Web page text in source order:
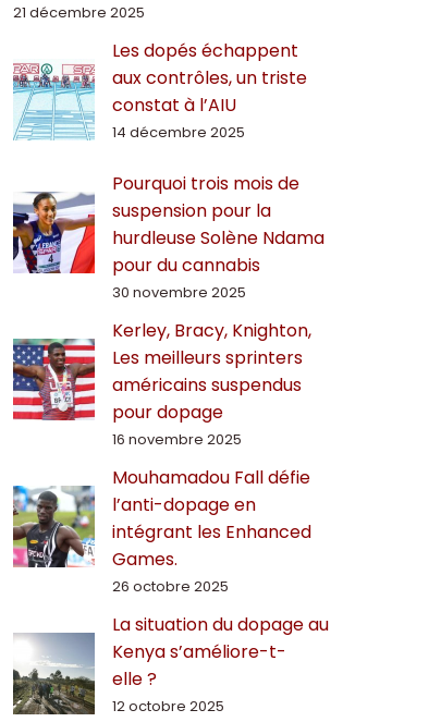
21 décembre 2025
Les dopés échappent
aux contrôles, un triste
constat à l’AIU
14 décembre 2025
Pourquoi trois mois de
suspension pour la
hurdleuse Solène Ndama
pour du cannabis
30 novembre 2025
Kerley, Bracy, Knighton,
Les meilleurs sprinters
américains suspendus
pour dopage
16 novembre 2025
Mouhamadou Fall défie
l’anti-dopage en
intégrant les Enhanced
Games.
26 octobre 2025
La situation du dopage au
Kenya s’améliore-t-
elle ?
12 octobre 2025